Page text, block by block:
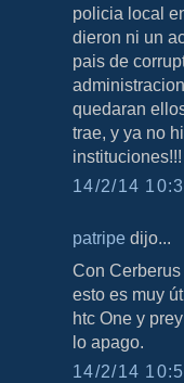
policia local
dieron ni un
pais de
quedaran
trae, y ya no
instituciones!!!
14/2/14
patripe dijo...
Con
esto es muy
htc One y
lo apago.
14/2/14